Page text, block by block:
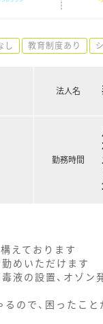
し 教育制度あり
法人名
勤務時間
えております
めいただけます
液の設置、オゾ
ので、困ったこ